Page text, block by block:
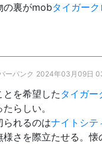
の裏がmobタイガー
ーパンク 2024年03月09日
を希望したタイガー
らしい。
られるのはナイトシテ
さを際立たせる。懐